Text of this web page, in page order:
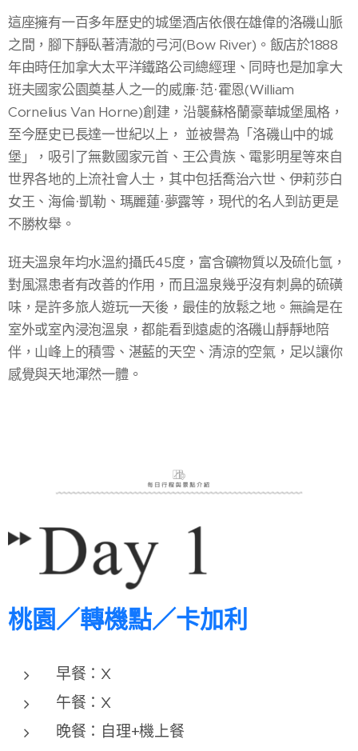
這座擁有一百多年歷史的城堡酒店依偎在雄偉的洛磯山脈
之間，腳下靜臥著清澈的弓河(Bow River)。飯店於1888
年由時任加拿大太平洋鐵路公司總經理、同時也是加拿大
班夫國家公園奠基人之一的威廉·范·霍恩(William
Cornelius Van Horne)創建，沿襲蘇格蘭豪華城堡風格，
至今歷史已長達一世紀以上， 並被譽為「洛磯山中的城
堡」，吸引了無數國家元首、王公貴族、電影明星等來自
世界各地的上流社會人士，其中包括喬治六世、伊莉莎白
女王、海倫·凱勒、瑪麗蓮·夢露等，現代的名人到訪更是
不勝枚舉。
班夫溫泉年均水溫約攝氏45度，富含礦物質以及硫化氫，
對風濕患者有改善的作用，而且溫泉幾乎沒有刺鼻的硫磺
味，是許多旅人遊玩一天後，最佳的放鬆之地。無論是在
室外或室內浸泡溫泉，都能看到遠處的洛磯山靜靜地陪
伴，山峰上的積雪、湛藍的天空、清涼的空氣，足以讓你
感覺與天地渾然一體。
桃園／轉機點／卡加利
早餐：X
午餐：X
晚餐：自理+機上餐